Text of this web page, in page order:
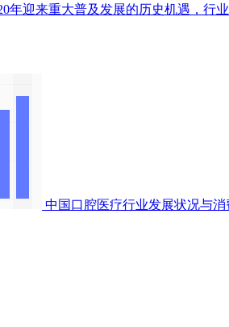
迎来重大普及发展的历史机遇，行
中国口腔医疗行业发展状况与